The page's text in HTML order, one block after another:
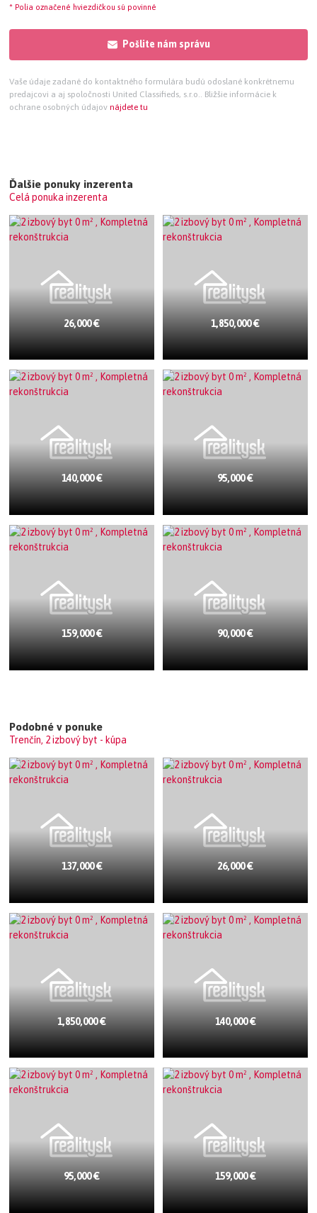
* Polia označené hviezdičkou sú povinné
Pošlite nám správu
Vaše údaje zadané do kontaktného formulára budú odoslané konkrétnemu
predajcovi a aj spoločnosti United Classifieds, s.r.o.. Bližšie informácie k
ochrane osobných údajov nájdete tu
Ďalšie ponuky inzerenta
Celá ponuka inzerenta
26,000 € 1,850,000 €
140,000 € 95,000 €
159,000 € 90,000 €
Podobné v ponuke
Trenčín, 2 izbový byt - kúpa
137,000 € 26,000 €
1,850,000 € 140,000 €
95,000 € 159,000 €